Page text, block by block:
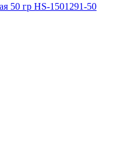
50 гр HS-1501291-50